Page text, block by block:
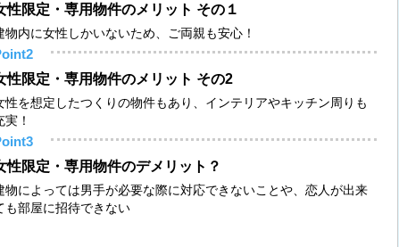
性限定・専用物件のメリット その１
物内に女性しかいないため、ご両親も安心！
性限定・専用物件のメリット その2
性を想定したつくりの物件もあり、インテリアやキッチン周りも
実！
性限定・専用物件のデメリット？
物によっては男手が必要な際に対応できないことや、恋人が出来
も部屋に招待できない